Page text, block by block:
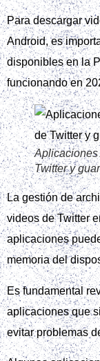
Para descargar
Android, es
disponibles en la
funcionando en
Aplicaciones
Twitter y
La gestión de
videos de Twitter
aplicaciones
memoria del
Es fundamental
aplicaciones que
evitar problemas